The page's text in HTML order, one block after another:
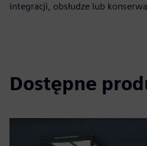
integracji, obsłudze lub
Dostępne